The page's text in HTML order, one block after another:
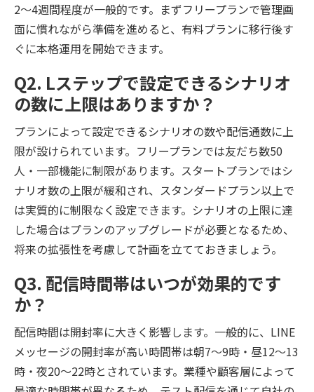
2〜4週間程度が一般的です。まずフリープランで管理画
面に慣れながら準備を進めると、有料プランに移行後す
ぐに本格運用を開始できます。
Q2. Lステップで設定できるシナリオ
の数に上限はありますか？
プランによって設定できるシナリオの数や配信通数に上
限が設けられています。フリープランでは友だち数50
人・一部機能に制限があります。スタートプランではシ
ナリオ数の上限が緩和され、スタンダードプラン以上で
は実質的に制限なく設定できます。シナリオの上限に達
した場合はプランのアップグレードが必要となるため、
将来の拡張性を考慮して計画を立てておきましょう。
Q3. 配信時間帯はいつが効果的です
か？
配信時間は開封率に大きく影響します。一般的に、LINE
メッセージの開封率が高い時間帯は朝7〜9時・昼12〜13
時・夜20〜22時とされています。業種や顧客層によって